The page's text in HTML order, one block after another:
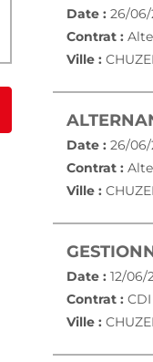
Date : 26/06/
Contrat :
Ville :
Date : 26/06/
Contrat :
Ville :
Date : 12/06/
Contrat : CDI
Ville :